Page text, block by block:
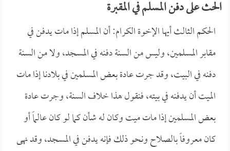
الحث على دفن المسلم في المقبرة
الحكم الثالث أيها الإخوة الكرام: أن المسلم إذا مات يدفن في
مقابر المسلمين، وليس من السنة دفنه في المسجد، ولا من السنة
دفنه في البيت، وقد جرت عادة بعض المسلمين في بلادنا إذا مات
الميت أن يدفنه في بيته، فنقول هذا خلاف السنة، وجرت عادة
بعض المسلمين إذا مات ميت وكان له شأن كما لو كان عالماً أو
كان معروفاً بالصلاح ونحو ذلك فإنه يدفن في المسجد، وقد نهى